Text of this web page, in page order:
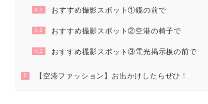
4.1 おすすめ撮影スポット①鏡の前で
4.2 おすすめ撮影スポット②空港の椅子で
4.3 おすすめ撮影スポット③電光掲示板の前で
5 【空港ファッション】お出かけしたらぜひ！